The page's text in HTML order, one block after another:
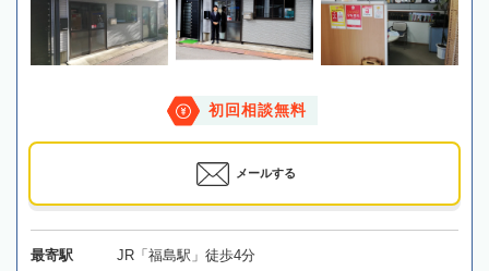
初回相談無料
メールする
最寄駅 JR「福島駅」徒歩4分